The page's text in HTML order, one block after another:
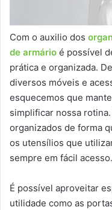
Com o auxilio dos
de armário é possível
prática e organizada.
diversos móveis e
esquecemos que
simplificar nossa
organizados de forma
os utensílios que
sempre em fácil acesso.
É possível aproveitar
utilidade como as